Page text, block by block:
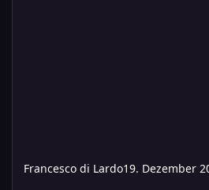
Francesco di Lardo19. Dezember